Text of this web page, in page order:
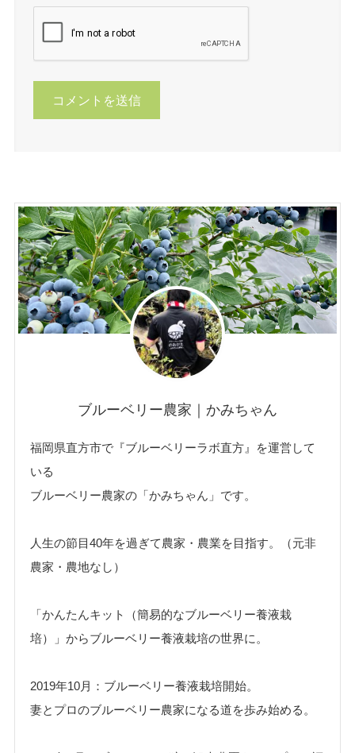
ブルーベリー農家｜かみちゃん
福岡県直方市で『ブルーベリーラボ直方』を運営して
いる
ブルーベリー農家の「かみちゃん」です。
人生の節目40年を過ぎて農家・農業を目指す。（元非
農家・農地なし）
「かんたんキット（簡易的なブルーベリー養液栽
培）」からブルーベリー養液栽培の世界に。
2019年10月：ブルーベリー養液栽培開始。
妻とプロのブルーベリー農家になる道を歩み始める。